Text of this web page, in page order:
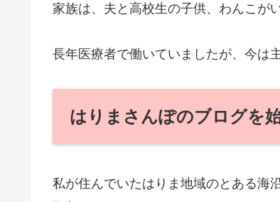
家族は、夫と高校生の子供、わんこがい
長年医療者で働いていましたが、今は
はりまさんぽのブログを
私が住んでいたはりま地域のとある海